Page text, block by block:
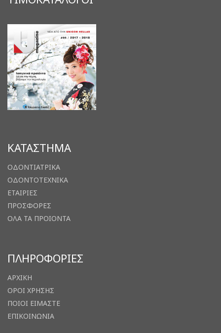
ΚΑΤΑΣΤΗΜΑ
ΟΔΟΝΤΙΑΤΡΙΚΑ
ΟΔΟΝΤΟΤΕΧΝΙΚΑ
ΕΤΑΙΡΙΕΣ
ΠΡΟΣΦΟΡΕΣ
ΟΛΑ ΤΑ ΠΡΟΙΟΝΤΑ
ΠΛΗΡΟΦΟΡΙΕΣ
ΑΡΧΙΚΗ
ΟΡΟΙ ΧΡΗΣΗΣ
ΠΟΙΟΙ ΕΙΜΑΣΤΕ
ΕΠΙΚΟΙΝΩΝΙΑ